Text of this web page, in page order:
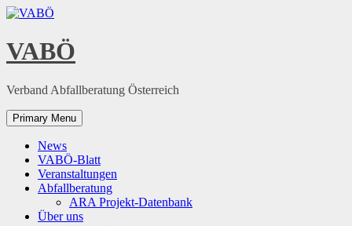
Skip
content
VABÖ
Verband Abfallberatung Österreich
Primary Menu
News
VABÖ-Blatt
Veranstaltungen
Abfallberatung
ARA Projekt-Datenbank
Über uns